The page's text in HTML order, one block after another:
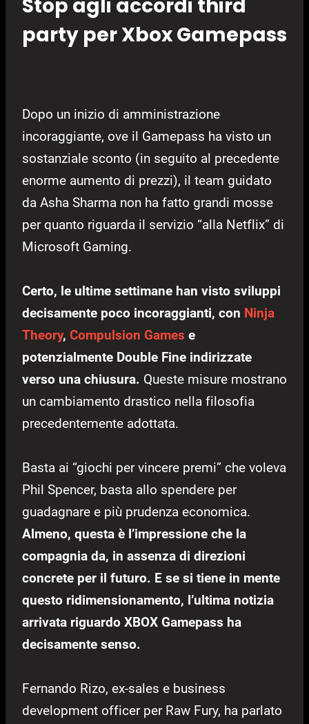
Stop agli accordi third
party per Xbox Gamepass
Dopo un inizio di amministrazione
incoraggiante, ove il Gamepass ha visto un
sostanziale sconto (in seguito al precedente
enorme aumento di prezzi), il team guidato
da Asha Sharma non ha fatto grandi mosse
per quanto riguarda il servizio “alla Netflix” di
Microsoft Gaming.
Certo, le ultime settimane han visto sviluppi
decisamente poco incoraggianti, con Ninja
Theory, Compulsion Games e
potenzialmente Double Fine indirizzate
verso una chiusura. Queste misure mostrano
un cambiamento drastico nella filosofia
precedentemente adottata.
Basta ai “giochi per vincere premi” che voleva
Phil Spencer, basta allo spendere per
guadagnare e più prudenza economica.
Almeno, questa è l’impressione che la
compagnia da, in assenza di direzioni
concrete per il futuro. E se si tiene in mente
questo ridimensionamento, l’ultima notizia
arrivata riguardo XBOX Gamepass ha
decisamente senso.
Fernando Rizo, ex-sales e business
development officer per Raw Fury, ha parlato